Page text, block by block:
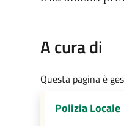
A cura di
Questa pagina è
Polizia Locale